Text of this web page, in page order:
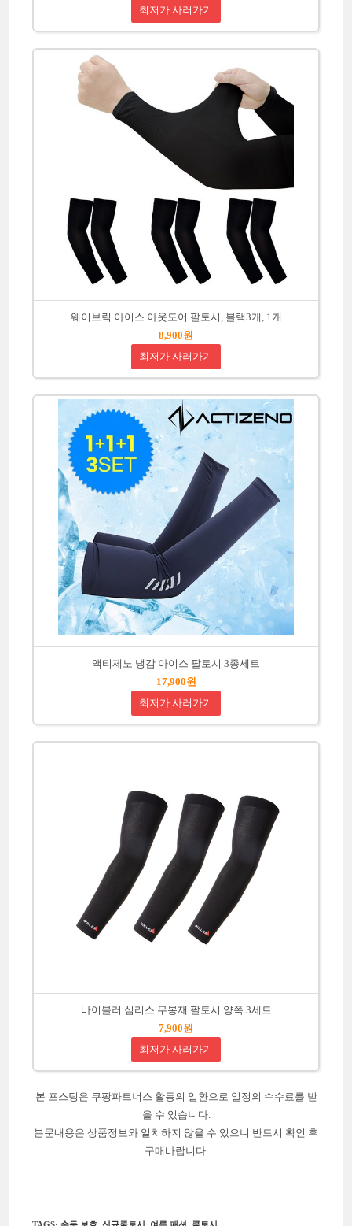
최저가 사러가기
웨이브릭 아이스 아웃도어 팔토시, 블랙3개, 1개
8,900원
최저가 사러가기
액티제노 냉감 아이스 팔토시 3종세트
17,900원
최저가 사러가기
바이블러 심리스 무봉재 팔토시 양쪽 3세트
7,900원
최저가 사러가기
본 포스팅은 쿠팡파트너스 활동의 일환으로 일정의 수수료를 받
을 수 있습니다.
본문내용은 상품정보와 일치하지 않을 수 있으니 반드시 확인 후
구매바랍니다.